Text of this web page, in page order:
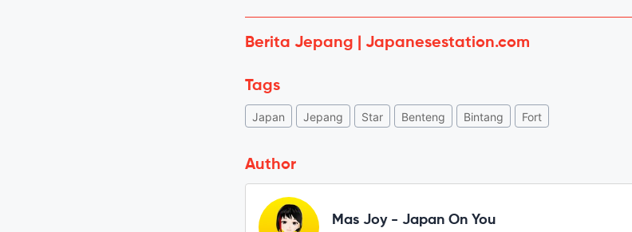
Berita Jepang | Japanesestation.com
Tags
Japan Jepang Star Benteng Bintang Fort
Author
Mas Joy - Japan On You